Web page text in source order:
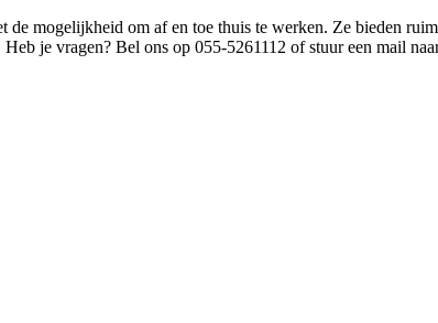
de mogelijkheid om af en toe thuis te werken. Ze bieden
je vragen? Bel ons op 055-5261112 of stuur een mail